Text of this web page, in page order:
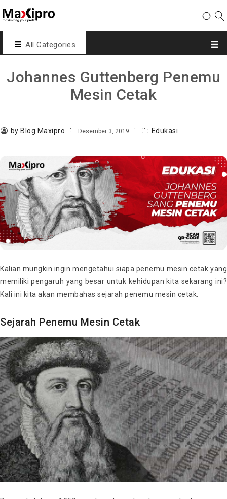
All Categories
Johannes Guttenberg Penemu
Mesin Cetak
by Blog Maxipro Desember 3, 2019 Edukasi
Kalian mungkin ingin mengetahui siapa penemu mesin cetak yang
memiliki pengaruh yang besar untuk kehidupan kita sekarang ini?
Kali ini kita akan membahas sejarah penemu mesin cetak.
Sejarah Penemu Mesin Cetak